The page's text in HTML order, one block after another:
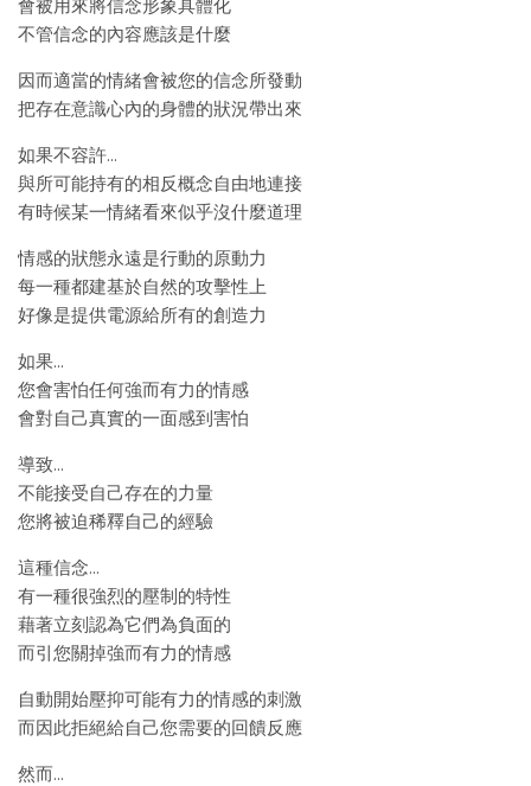
會被用來將信念形象具體化
不管信念的內容應該是什麼
因而適當的情緒會被您的信念所發動
把存在意識心內的身體的狀況帶出來
如果不容許…
與所可能持有的相反概念自由地連接
有時候某一情緒看來似乎沒什麼道理
情感的狀態永遠是行動的原動力
每一種都建基於自然的攻擊性上
好像是提供電源給所有的創造力
如果…
您會害怕任何強而有力的情感
會對自己真實的一面感到害怕
導致…
不能接受自己存在的力量
您將被迫稀釋自己的經驗
這種信念…
有一種很強烈的壓制的特性
藉著立刻認為它們為負面的
而引您關掉強而有力的情感
自動開始壓抑可能有力的情感的刺激
而因此拒絕給自己您需要的回饋反應
然而…